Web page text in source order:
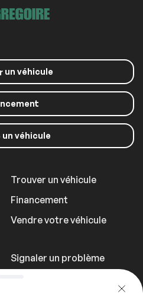
un véhicule
un véhicule
Trouver un véhicule
Financement
Vendre votre véhicule
Signaler un problème